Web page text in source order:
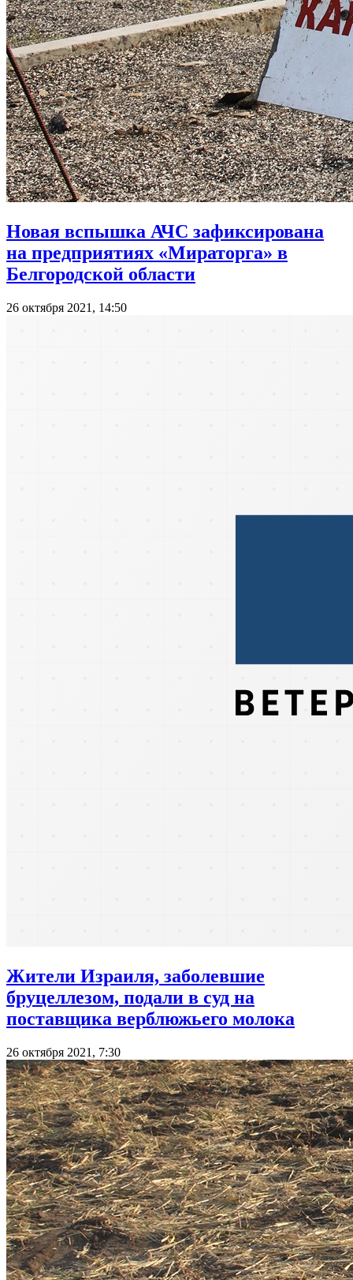
Новая вспышка АЧС зафиксирована
на предприятиях «Мираторга» в
Белгородской области
26 октября 2021, 14:50
Жители Израиля, заболевшие
бруцеллезом, подали в суд на
поставщика верблюжьего молока
26 октября 2021, 7:30